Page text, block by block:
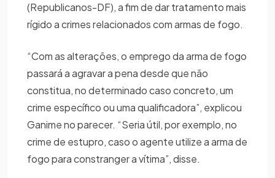
(Republicanos-DF), a fim de dar tratamento mais
rígido a crimes relacionados com armas de fogo.
“Com as alterações, o emprego da arma de fogo
passará a agravar a pena desde que não
constitua, no determinado caso concreto, um
crime específico ou uma qualificadora”, explicou
Ganime no parecer. “Seria útil, por exemplo, no
crime de estupro, caso o agente utilize a arma de
fogo para constranger a vítima”, disse.